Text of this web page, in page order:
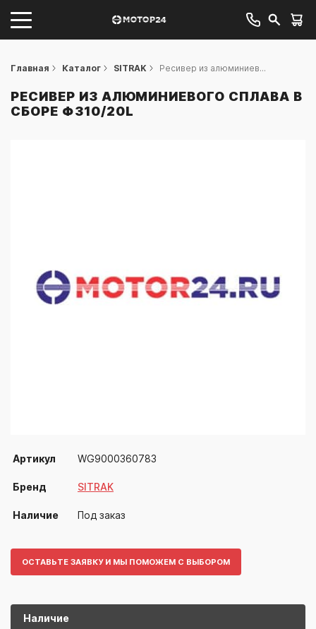
Главная Каталог SITRAK Ресивер из алюминиев...
РЕСИВЕР ИЗ АЛЮМИНИЕВОГО СПЛАВА В
СБОРЕ Φ310/20L
Артикул WG9000360783
Бренд SITRAK
Наличие Под заказ
ОСТАВЬТЕ ЗАЯВКУ И МЫ ПОМОЖЕМ С ВЫБОРОМ
Наличие